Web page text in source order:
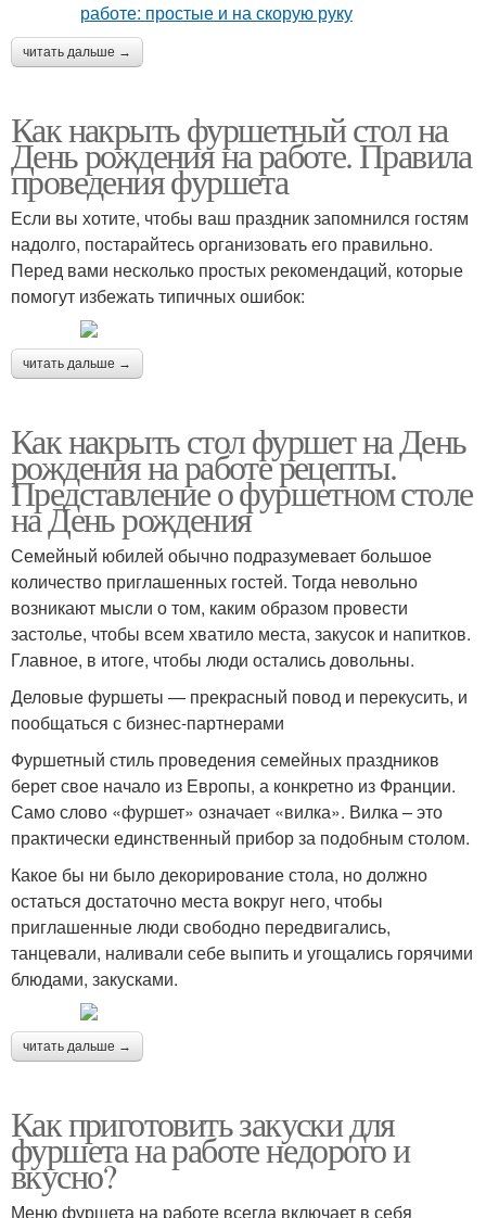
читать дальше →
Как накрыть фуршетный стол на
День рождения на работе. Правила
проведения фуршета
Если вы хотите, чтобы ваш праздник запомнился гостям
надолго, постарайтесь организовать его правильно.
Перед вами несколько простых рекомендаций, которые
помогут избежать типичных ошибок:
читать дальше →
Как накрыть стол фуршет на День
рождения на работе рецепты.
Представление о фуршетном столе
на День рождения
Семейный юбилей обычно подразумевает большое
количество приглашенных гостей. Тогда невольно
возникают мысли о том, каким образом провести
застолье, чтобы всем хватило места, закусок и напитков.
Главное, в итоге, чтобы люди остались довольны.
Деловые фуршеты — прекрасный повод и перекусить, и
пообщаться с бизнес-партнерами
Фуршетный стиль проведения семейных праздников
берет свое начало из Европы, а конкретно из Франции.
Само слово «фуршет» означает «вилка». Вилка – это
практически единственный прибор за подобным столом.
Какое бы ни было декорирование стола, но должно
остаться достаточно места вокруг него, чтобы
приглашенные люди свободно передвигались,
танцевали, наливали себе выпить и угощались горячими
блюдами, закусками.
читать дальше →
Как приготовить закуски для
фуршета на работе недорого и
вкусно?
Меню фуршета на работе всегда включает в себя